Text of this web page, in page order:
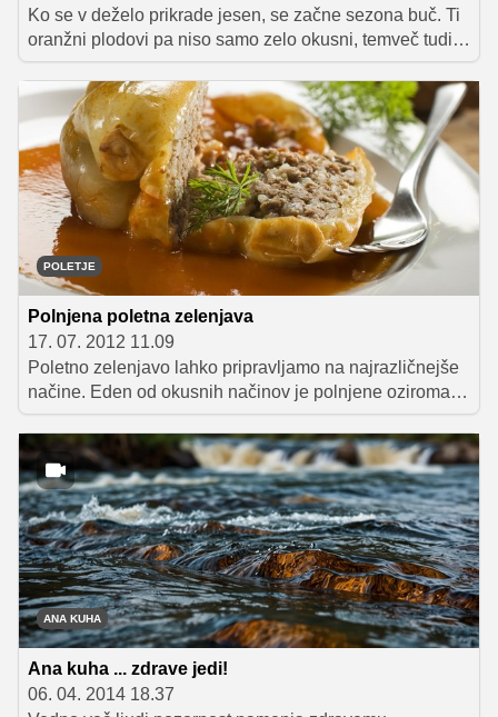
Ko se v deželo prikrade jesen, se začne sezona buč. Ti
oranžni plodovi pa niso samo zelo okusni, temveč tudi
izredno zdravi in hranljivi, zato je dobro, da se v
jesenskih in zimskih dneh čim večkrat znajdejo na vaših
krožnikih. In če ne veste, kako jih pripraviti, vam
ponujamo 10 zanimivih receptov.
POLETJE
Polnjena poletna zelenjava
17. 07. 2012 11.09
Poletno zelenjavo lahko pripravljamo na najrazličnejše
načine. Eden od okusnih načinov je polnjene oziroma
nadevanje z najrazličnejšimi nadevi. Preverite, katera
zelenjava je najprimernejša za polnjenje.
ANA KUHA
Ana kuha ... zdrave jedi!
06. 04. 2014 18.37